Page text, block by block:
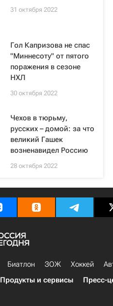
31 октября 2022
Гол Капризова не спас
"Миннесоту" от пятого
поражения в сезоне
НХЛ
30 октября 2022
Чехов в тюрьму,
русских – домой: за что
великий Гашек
возненавидел Россию
28 октября 2022
Биатлон ЗОЖ Хоккей
Продукты и сервисы Пресс-